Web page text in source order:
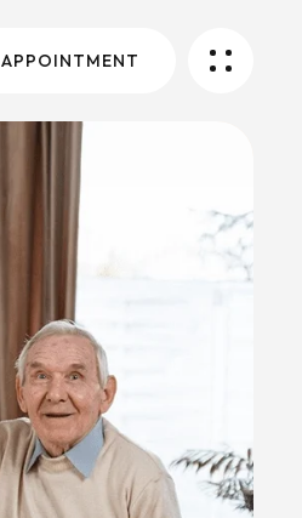
APPOINTMENT